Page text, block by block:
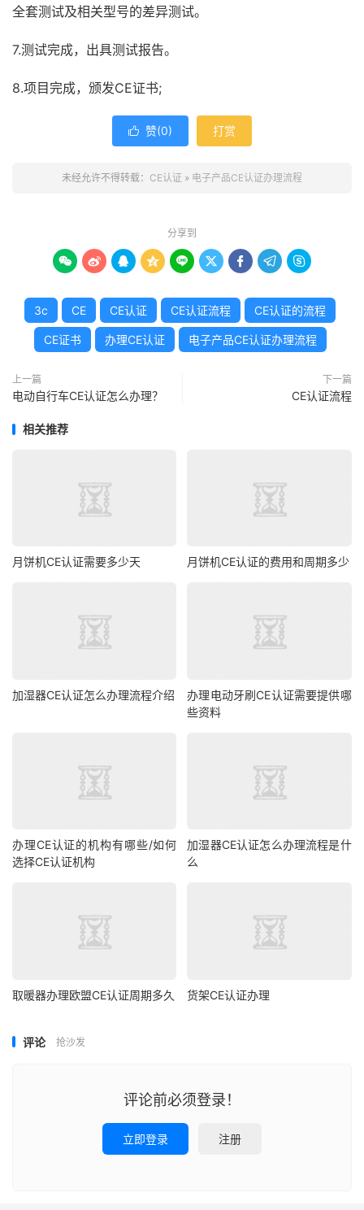
全套测试及相关型号的差异测试。
7.测试完成，出具测试报告。
8.项目完成，颁发CE证书;
 赞(0) 打赏
未经允许不得转载： CE认证 » 电子产品CE认证办理流程
分享到
        
3c CE CE认证 CE认证流程 CE认证的流程
CE证书 办理CE认证 电子产品CE认证办理流程
上一篇
电动自行车CE认证怎么办理？
下一篇
CE认证流程
相关推荐
月饼机CE认证需要多少天 月饼机CE认证的费用和周期多少
加湿器CE认证怎么办理流程介绍
办理电动牙刷CE认证需要提供哪
些资料
办理CE认证的机构有哪些/如何
选择CE认证机构
加湿器CE认证怎么办理流程是什
么
取暖器办理欧盟CE认证周期多久 货架CE认证办理
评论 抢沙发
评论前必须登录！
立即登录 注册